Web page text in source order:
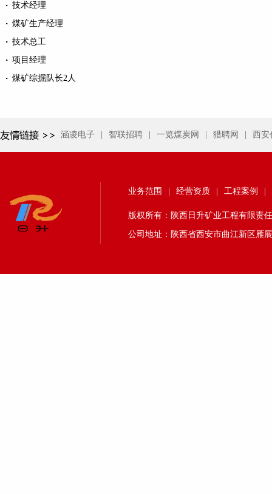
技术经理
煤矿生产经理
技术总工
项目经理
煤矿综掘队长2人
涵凌电子 智联招聘 一览煤炭网 猎聘网 西安
业务范围 经营资质 工程案例
版权所有：陕西日升矿业工程有限责
公司地址：陕西省西安市曲江新区雁